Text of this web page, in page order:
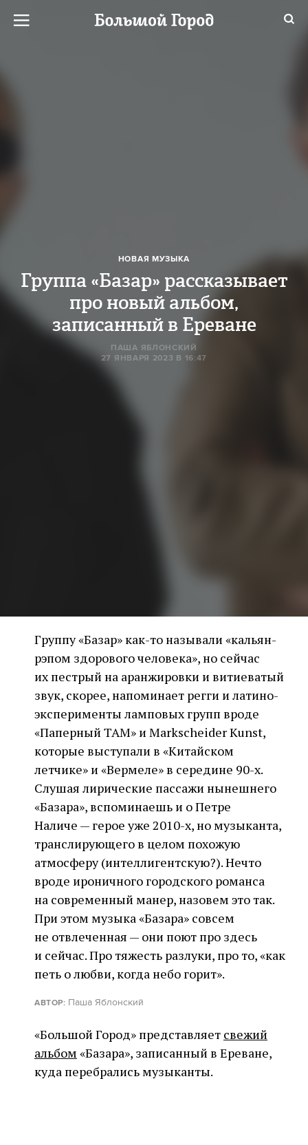
НОВАЯ МУЗЫКА
Группа «Базар» рассказывает
про новый альбом,
записанный в Ереване
ПАША ЯБЛОНСКИЙ
27 ЯНВАРЯ 2023 В 16:47
Группу «Базар» как-то называли «кальян-
рэпом здорового человека», но сейчас
их пестрый на аранжировки и витиеватый
звук, скорее, напоминает регги и латино-
эксперименты ламповых групп вроде
«Паперный ТАМ» и Markscheider Kunst,
которые выступали в «Китайском
летчике» и «Вермеле» в середине 90-х.
Слушая лирические пассажи нынешнего
«Базара», вспоминаешь и о Петре
Наличе — герое уже 2010-х, но музыканта,
транслирующего в целом похожую
атмосферу (интеллигентскую?). Нечто
вроде ироничного городского романса
на современный манер, назовем это так.
При этом музыка «Базара» совсем
не отвлеченная — они поют про здесь
и сейчас. Про тяжесть разлуки, про то, «как
петь о любви, когда небо горит».
АВТОР: Паша Яблонский
«Большой Город» представляет свежий
альбом «Базара», записанный в Ереване,
куда перебрались музыканты.